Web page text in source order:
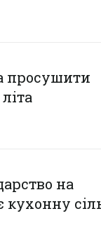
просушити
на
кухонну